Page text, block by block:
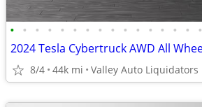
• • • • • • • • • • • • • • • •
8/4 44k mi Valley Auto Liquidators